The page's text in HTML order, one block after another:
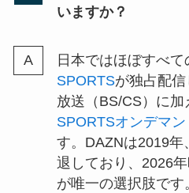
いますか？
日本ではほぼすべ
SPORTSが独占配
放送（BS/CS）に
SPORTSオンデマン
す。DAZNは2019年
退しており、2026
が唯一の選択肢です